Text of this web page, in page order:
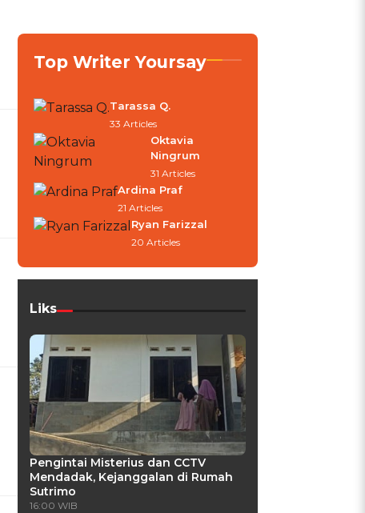
Top Writer Yoursay
Tarassa Q.
33 Articles
Oktavia
Ningrum
31 Articles
Ardina Praf
21 Articles
Ryan Farizzal
20 Articles
Liks
Pengintai Misterius dan CCTV
Mendadak, Kejanggalan di Rumah
Sutrimo
16:00 WIB